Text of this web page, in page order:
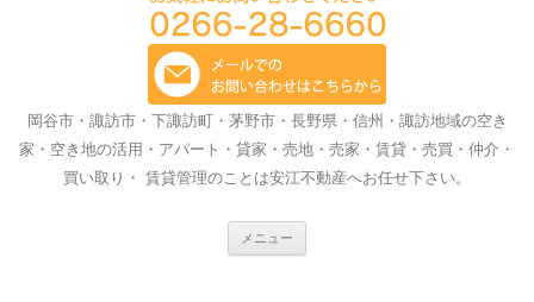
岡谷市・諏訪市・下諏訪町・茅野市・長野県・信州・諏訪地域の空き
家・空き地の活用・アパート・貸家・売地・売家・賃貸・売買・仲介・
買い取り・ 賃貸管理のことは安江不動産へお任せ下さい。
メニュー